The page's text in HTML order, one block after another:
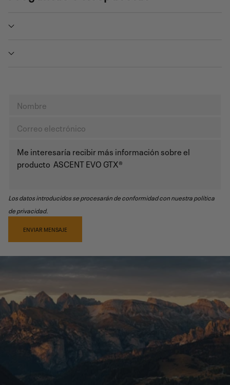
Los datos introducidos se procesarán de conformidad con nuestra política
de privacidad.
ENVIAR MENSAJE